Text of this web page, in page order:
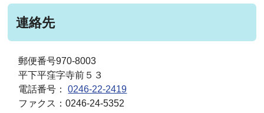
連絡先
郵便番号970-8003
平下平窪字寺前５３
電話番号：0246-22-2419
ファクス：0246-24-5352